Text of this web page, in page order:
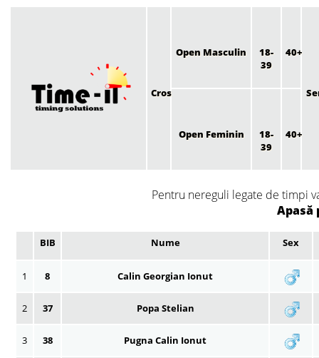
Cros
Open Masculin
18-
39
40+
Open Feminin
18-
39
40+
Pentru nereguli legate de timpi
Apasă